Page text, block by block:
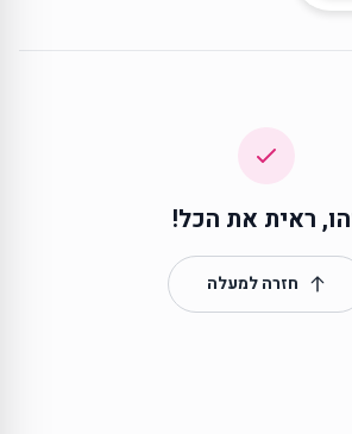
ראית את הכל!
חזרה למעלה